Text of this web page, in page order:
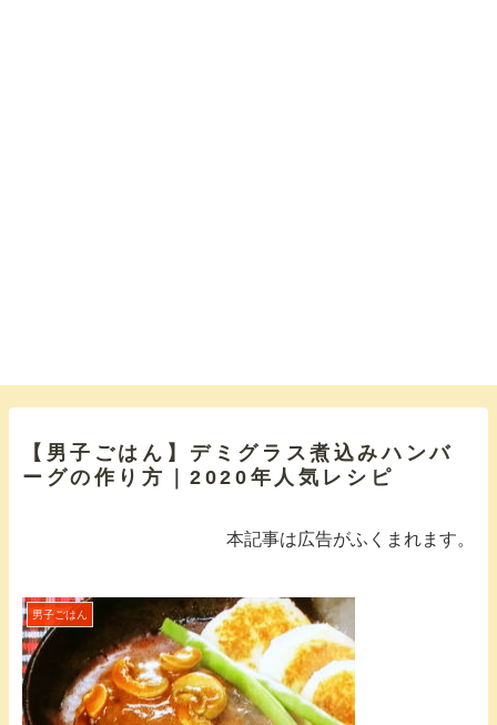
【男子ごはん】デミグラス煮込みハンバ
ーグの作り方｜2020年人気レシピ
本記事は広告がふくまれます。
男子ごはん